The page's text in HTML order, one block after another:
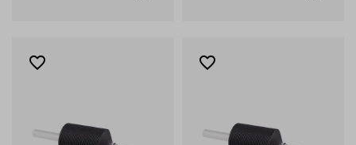
favorite_border favorite_border